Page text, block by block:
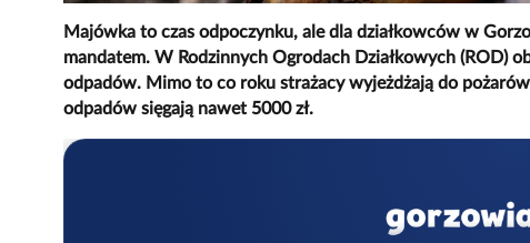
Majówka to czas odpoczynku, ale dla działkowców w
mandatem. W Rodzinnych Ogrodach Działkowych (ROD)
odpadów. Mimo to co roku strażacy wyjeżdżają do
odpadów sięgają nawet 5000 zł.